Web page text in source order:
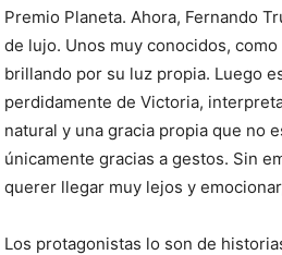
Premio Planeta. Ahora, Fernando
de lujo. Unos muy conocidos,
brillando por su luz propia. Luego
perdidamente de Victoria,
natural y una gracia propia que no
únicamente gracias a gestos. Sin
querer llegar muy lejos y
Los protagonistas lo son de